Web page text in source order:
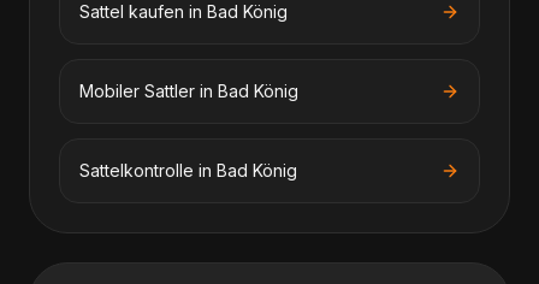
Sattel kaufen in Bad König
Mobiler Sattler in Bad König
Sattelkontrolle in Bad König